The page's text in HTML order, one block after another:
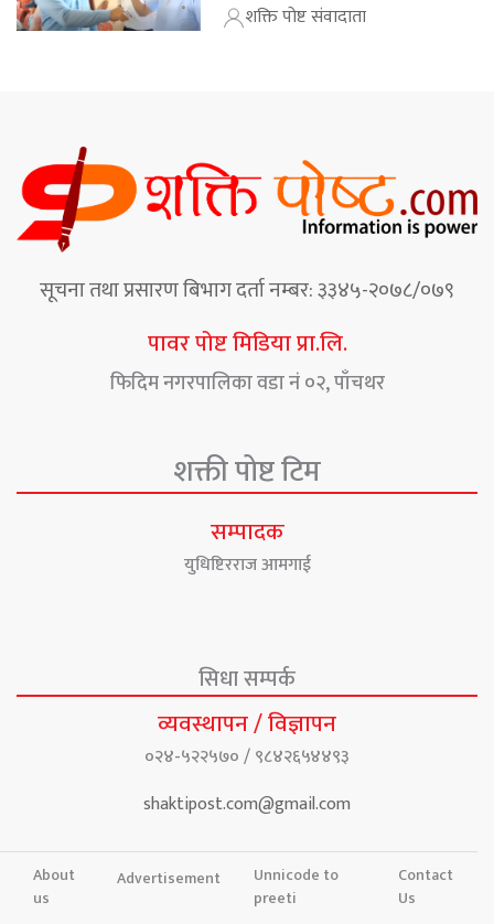
शक्ति पोष्ट संवादाता
सूचना तथा प्रसारण बिभाग दर्ता नम्बर: ३३४५-२०७८/०७९
पावर पोष्ट मिडिया प्रा.लि.
फिदिम नगरपालिका वडा नं ०२, पाँचथर
शक्ती पोष्ट टिम
सम्पादक
युधिष्टिरराज आमगाई
सिधा सम्पर्क
व्यवस्थापन / विज्ञापन
०२४-५२२५७० / ९८४२६५४४९३
shaktipost.com@gmail.com
About
us
Advertisement
Unnicode to
preeti
Contact
Us